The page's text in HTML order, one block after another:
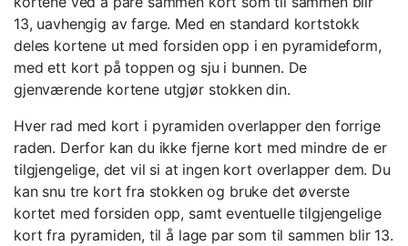
13, uavhengig av farge. Med en standard kortstokk
deles kortene ut med forsiden opp i en pyramideform,
med ett kort på toppen og sju i bunnen. De
gjenværende kortene utgjør stokken din.
Hver rad med kort i pyramiden overlapper den forrige
raden. Derfor kan du ikke fjerne kort med mindre de er
tilgjengelige, det vil si at ingen kort overlapper dem. Du
kan snu tre kort fra stokken og bruke det øverste
kortet med forsiden opp, samt eventuelle tilgjengelige
kort fra pyramiden, til å lage par som til sammen blir 13.